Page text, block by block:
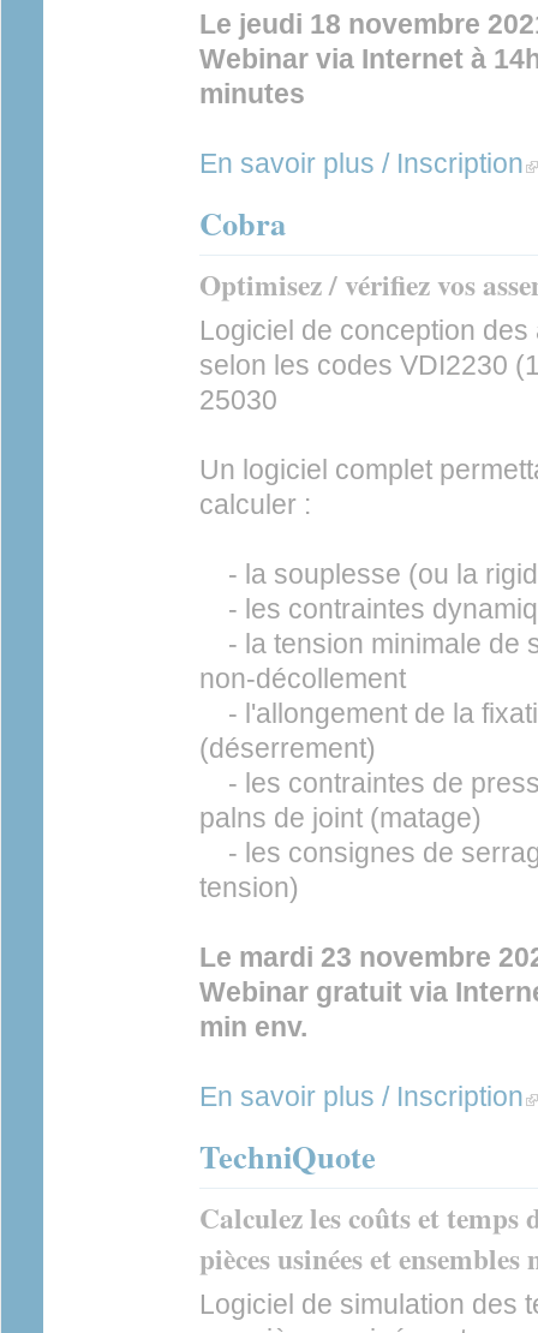
Le jeudi 18 novembre
Webinar via Internet à
minutes
En savoir plus / Inscription
Cobra
Optimisez / vérifiez vos
Logiciel de conception
selon les codes VDI2230
25030
Un logiciel complet
calculer :
- la souplesse (ou la
- les contraintes
- la tension minimale de
non-décollement
- l'allongement de la
(déserrement)
- les contraintes de
palns de joint (matage)
- les consignes de
tension)
Le mardi 23 novembre
Webinar gratuit via
min env.
En savoir plus / Inscription
TechniQuote
Calculez les coûts et temps
pièces usinées et ensembles
Logiciel de simulation des